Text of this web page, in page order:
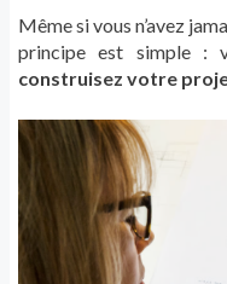
Même si vous n’avez
principe est simple :
construisez votre